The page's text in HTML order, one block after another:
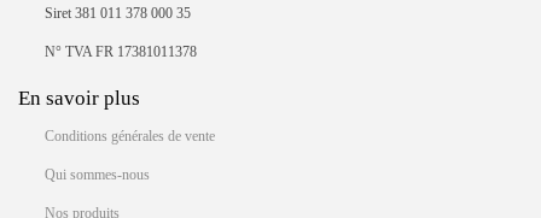
Siret 381 011 378 000 35
N° TVA FR 17381011378
En savoir plus
Conditions générales de vente
Qui sommes-nous
Nos produits